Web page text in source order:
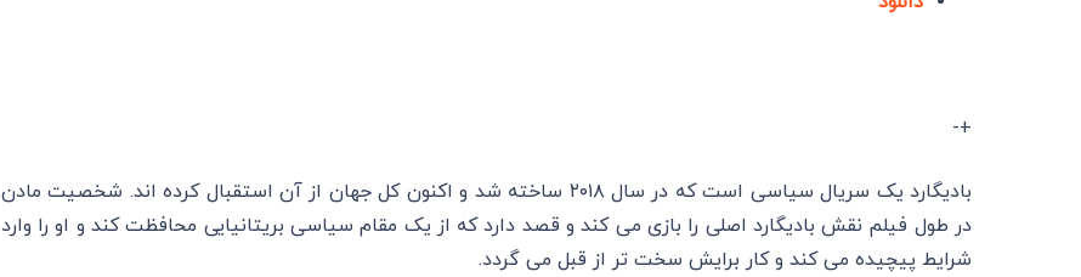
+-
بادیگارد یک سریال سیاسی است که در سال ۲۰۱۸ ساخته شد و اکنون کل جهان از آن استقبال کرده اند. شخصیت مادن
در طول فیلم نقش بادیگارد اصلی را بازی می کند و قصد دارد که از یک مقام سیاسی بریتانیایی محافظت کند و او را وارد
شرایط پیچیده می‌ کند و کار برایش سخت تر از قبل می گردد.